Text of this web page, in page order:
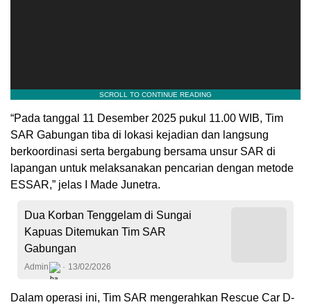
“Pada tanggal 11 Desember 2025 pukul 11.00 WIB, Tim
SAR Gabungan tiba di lokasi kejadian dan langsung
berkoordinasi serta bergabung bersama unsur SAR di
lapangan untuk melaksanakan pencarian dengan metode
ESSAR,” jelas I Made Junetra.
Dua Korban Tenggelam di Sungai
Kapuas Ditemukan Tim SAR
Gabungan
Admin 13/02/2026
Dalam operasi ini, Tim SAR mengerahkan Rescue Car D-